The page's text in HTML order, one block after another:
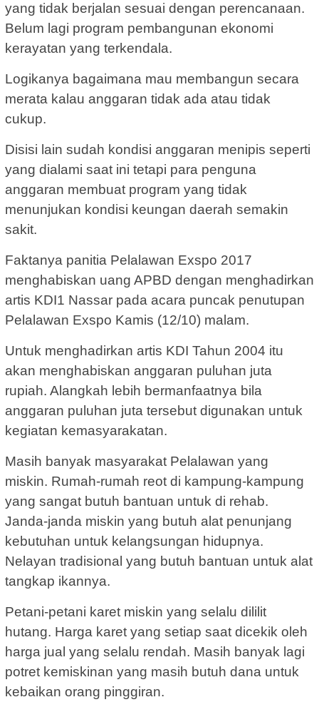
yang tidak berjalan sesuai dengan perencanaan.
Belum lagi program pembangunan ekonomi
kerayatan yang terkendala.
Logikanya bagaimana mau membangun secara
merata kalau anggaran tidak ada atau tidak
cukup.
Disisi lain sudah kondisi anggaran menipis seperti
yang dialami saat ini tetapi para penguna
anggaran membuat program yang tidak
menunjukan kondisi keungan daerah semakin
sakit.
Faktanya panitia Pelalawan Exspo 2017
menghabiskan uang APBD dengan menghadirkan
artis KDI1 Nassar pada acara puncak penutupan
Pelalawan Exspo Kamis (12/10) malam.
Untuk menghadirkan artis KDI Tahun 2004 itu
akan menghabiskan anggaran puluhan juta
rupiah. Alangkah lebih bermanfaatnya bila
anggaran puluhan juta tersebut digunakan untuk
kegiatan kemasyarakatan.
Masih banyak masyarakat Pelalawan yang
miskin. Rumah-rumah reot di kampung-kampung
yang sangat butuh bantuan untuk di rehab.
Janda-janda miskin yang butuh alat penunjang
kebutuhan untuk kelangsungan hidupnya.
Nelayan tradisional yang butuh bantuan untuk alat
tangkap ikannya.
Petani-petani karet miskin yang selalu dililit
hutang. Harga karet yang setiap saat dicekik oleh
harga jual yang selalu rendah. Masih banyak lagi
potret kemiskinan yang masih butuh dana untuk
kebaikan orang pinggiran.